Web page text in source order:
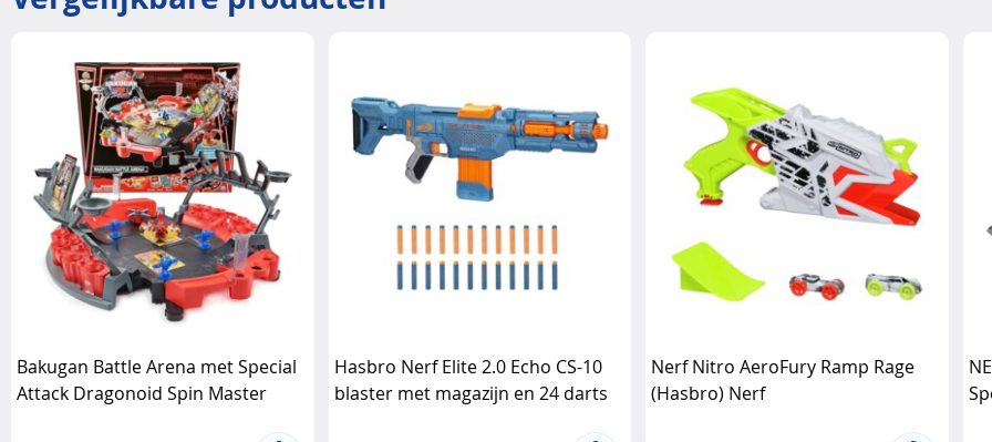
Bakugan Battle Arena met Special
Attack Dragonoid Spin Master
Hasbro Nerf Elite 2.0 Echo CS-10
blaster met magazijn en 24 darts
Nerf Nitro AeroFury Ramp Rage
(Hasbro) Nerf